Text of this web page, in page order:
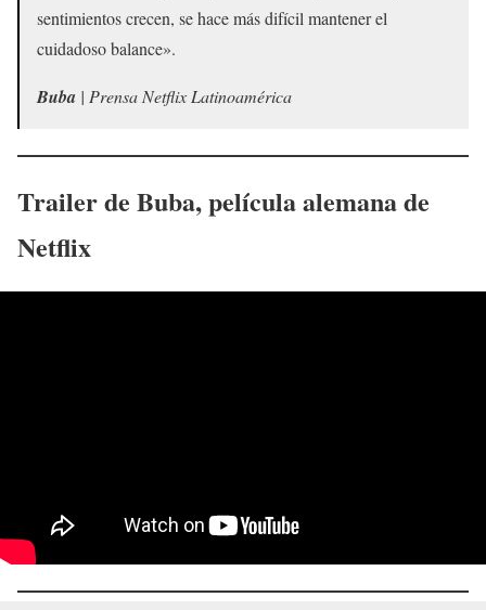
sentimientos crecen, se hace más difícil mantener el
cuidadoso balance».
Buba | Prensa Netflix Latinoamérica
Trailer de Buba, película alemanade
Netflix